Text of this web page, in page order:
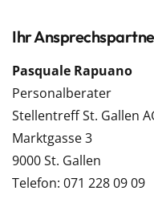
Ihr
Pasquale Rapuano
Personalberater
Stellentreff St. Gallen
Marktgasse 3
9000 St. Gallen
Telefon: 071 228 09 09